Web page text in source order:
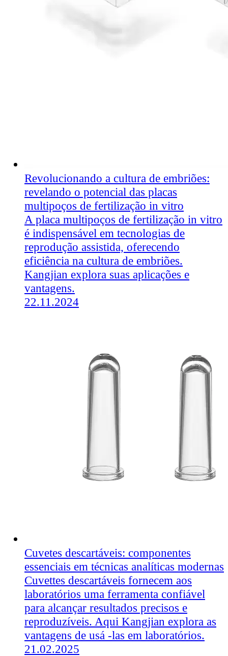
Revolucionando a cultura de embriões:
revelando o potencial das placas
multipoços de fertilização in vitro
A placa multipoços de fertilização in vitro
é indispensável em tecnologias de
reprodução assistida, oferecendo
eficiência na cultura de embriões.
Kangjian explora suas aplicações e
vantagens.
22.11.2024
Cuvetes descartáveis: componentes
essenciais em técnicas analíticas modernas
Cuvettes descartáveis ​​fornecem aos
laboratórios uma ferramenta confiável
para alcançar resultados precisos e
reproduzíveis. Aqui Kangjian explora as
vantagens de usá -las em laboratórios.
21.02.2025